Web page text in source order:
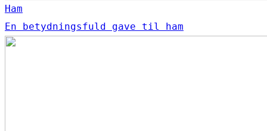
Ham
En betydningsfuld gave til ham